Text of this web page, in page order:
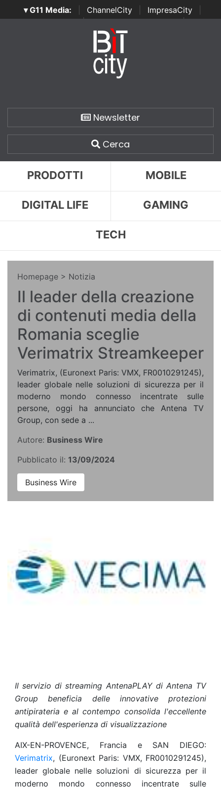
▾ G11 Media: ChannelCity ImpresaCity
SecurityOpenLab | Italian Channel Awards | Italian
Italian Security Awards
Newsletter
Cerca
PRODOTTI MOBILE
DIGITAL LIFE GAMING
TECH
Homepage > Notizia
Il leader della creazione
di contenuti media della
Romania sceglie
Verimatrix Streamkeeper
Verimatrix, (Euronext Paris: VMX, FR0010291245),
leader globale nelle soluzioni di sicurezza per il
moderno mondo connesso incentrate sulle
persone, oggi ha annunciato che Antena TV
Group, con sede a ...
Autore: Business Wire
Pubblicato il: 13/09/2024
Business Wire
Il servizio di streaming AntenaPLAY di Antena TV
Group beneficia delle innovative protezioni
antipirateria e al contempo consolida l'eccellente
qualità dell'esperienza di visualizzazione
AIX-EN-PROVENCE, Francia e SAN DIEGO:
Verimatrix, (Euronext Paris: VMX, FR0010291245),
leader globale nelle soluzioni di sicurezza per il
moderno mondo connesso incentrate sulle